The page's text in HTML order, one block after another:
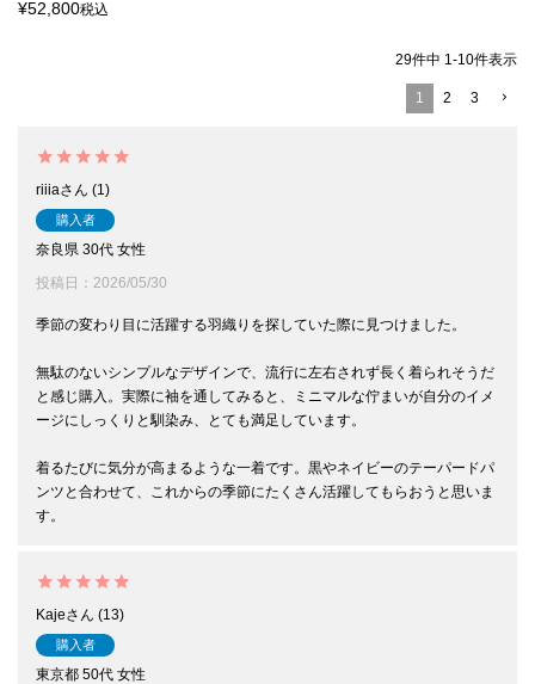
¥52,800税込
29件中 1-10件表示
1 2 3
riiia 1
購入者
奈良県 30代 女性
投稿日
2026/05/30
季節の変わり目に活躍する羽織りを探していた際に見つけました。
無駄のないシンプルなデザインで、流行に左右されず長く着られそうだ
と感じ購入。実際に袖を通してみると、ミニマルな佇まいが自分のイメ
ージにしっくりと馴染み、とても満足しています。
着るたびに気分が高まるような一着です。黒やネイビーのテーパードパ
ンツと合わせて、これからの季節にたくさん活躍してもらおうと思いま
す。
Kaje 13
購入者
東京都 50代 女性